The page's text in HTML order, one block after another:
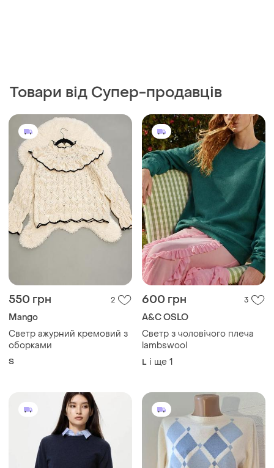
Товари від Супер-продавців
550 грн 2
Mango
Светр ажурний кремовий з
оборками
S
600 грн 3
A&C OSLO
Светр з чоловічого плеча
lambswool
L і ще 1